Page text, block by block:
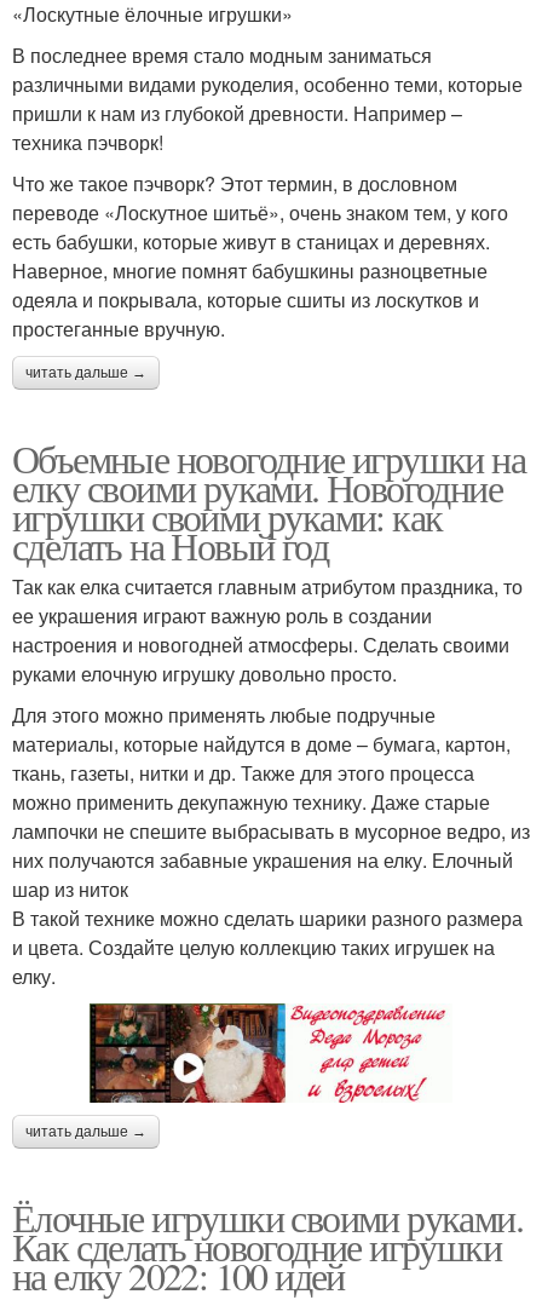
«Лоскутные ёлочные игрушки»
В последнее время стало модным заниматься
различными видами рукоделия, особенно теми, которые
пришли к нам из глубокой древности. Например –
техника пэчворк!
Что же такое пэчворк? Этот термин, в дословном
переводе «Лоскутное шитьё», очень знаком тем, у кого
есть бабушки, которые живут в станицах и деревнях.
Наверное, многие помнят бабушкины разноцветные
одеяла и покрывала, которые сшиты из лоскутков и
простеганные вручную.
читать дальше →
Объемные новогодние игрушки на
елку своими руками. Новогодние
игрушки своими руками: как
сделать на Новый год
Так как елка считается главным атрибутом праздника, то
ее украшения играют важную роль в создании
настроения и новогодней атмосферы. Сделать своими
руками елочную игрушку довольно просто.
Для этого можно применять любые подручные
материалы, которые найдутся в доме – бумага, картон,
ткань, газеты, нитки и др. Также для этого процесса
можно применить декупажную технику. Даже старые
лампочки не спешите выбрасывать в мусорное ведро, из
них получаются забавные украшения на елку. Елочный
шар из ниток
В такой технике можно сделать шарики разного размера
и цвета. Создайте целую коллекцию таких игрушек на
елку.
читать дальше →
Ёлочные игрушки своими руками.
Как сделать новогодние игрушки
на елку 2022: 100 идей